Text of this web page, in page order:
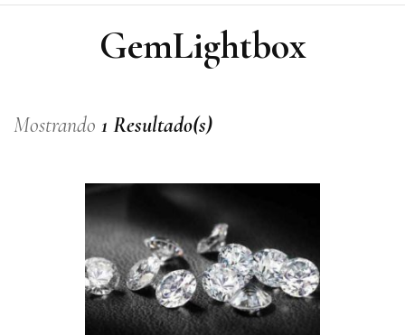
GemLightbox
Mostrando 1 Resultado(s)